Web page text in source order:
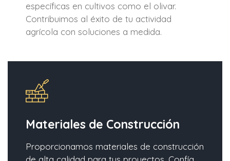
específicas en cultivos como el olivar.
Contribuimos al éxito de tu actividad
agrícola con soluciones a medida.
Materiales de Construcción
Proporcionamos materiales de construcción